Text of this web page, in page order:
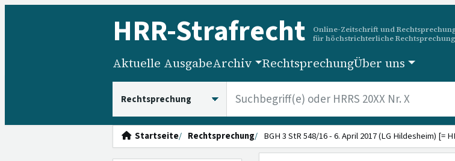
HRR-Strafrecht
Online-Zeitschrift und
für höchstrichterliche
Aktuelle AusgabeArchiv RechtsprechungÜber uns
Startseite Rechtsprechung BGH 3 StR 548/16 - 6. April 2017 (LG Hildesheim) [=